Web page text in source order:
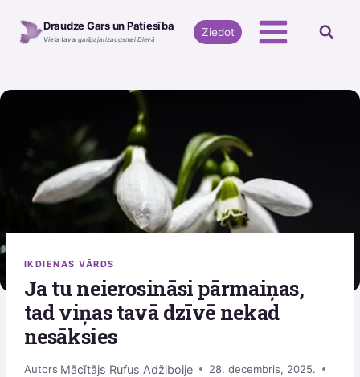
Draudze Gars un Patiesība
Vieta tavai garīgajai izaugsmei Dievā
Ziedot
IKDIENAS VĀRDS
Ja tu neierosināsi pārmaiņas,
tad viņas tavā dzīvē nekad
nesāksies
Autors Mācītājs Rufus Adžiboije
28. decembris, 2025.